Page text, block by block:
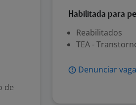
de
Habilitada para
Reabilitados
TEA -
Denunciar vaga